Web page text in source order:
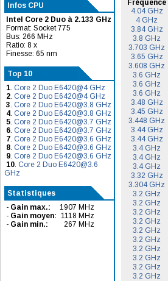
Infos CPU
Intel Core 2 Duo à 2.133 GHz
Format: Socket 775
Bus: 266 MHz
Ratio: 8 x
Finesse: 65 nm
Top 10
1. Core 2 Duo E6420@4 GHz
2. Core 2 Duo E6420@4 GHz
3. Core 2 Duo E6420@3.8 GHz
4. Core 2 Duo E6420@3.8 GHz
5. Core 2 Duo E6420@3.7 GHz
6. Core 2 Duo E6420@3.7 GHz
7. Core 2 Duo E6420@3.6 GHz
8. Core 2 Duo E6420@3.6 GHz
9. Core 2 Duo E6420@3.6 GHz
10. Core 2 Duo E6420@3.6
GHz
Statistiques
- Gain max.:
1907 MHz
- Gain moyen: 1118 MHz
- Gain min.: 267 MHz
Fréquence
4.04 GHz
4 GHz
3.84 GHz
3.8 GHz
3.703 GHz
3.65 GHz
3.608 GHz
3.6 GHz
3.6 GHz
3.6 GHz
3.48 GHz
3.45 GHz
3.448 GHz
3.44 GHz
3.44 GHz
3.4 GHz
3.4 GHz
3.4 GHz
3.32 GHz
3.304 GHz
3.2 GHz
3.2 GHz
3.2 GHz
3.2 GHz
3.2 GHz
3.2 GHz
3.2 GHz
3.2 GHz
3.2 GHz
3.2 GHz